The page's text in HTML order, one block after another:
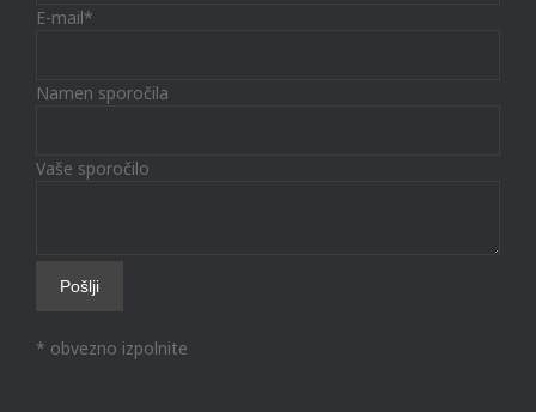
E-mail*
Namen sporočila
Vaše sporočilo
* obvezno izpolnite